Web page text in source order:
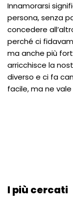
Innamorarsi
persona, senza
concedere
perché ci
ma anche più
arricchisce la
diverso e ci fa
facile, ma ne
I più cercati